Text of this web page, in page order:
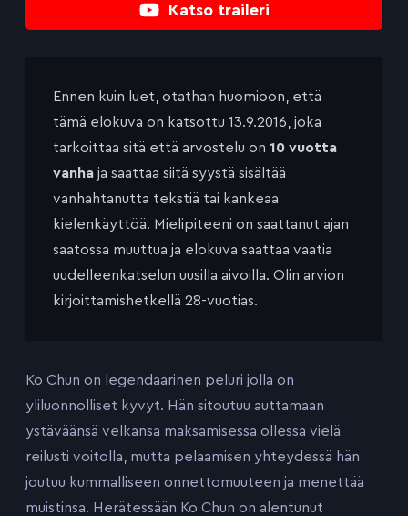
Katso traileri
Ennen kuin luet, otathan huomioon, että
tämä elokuva on katsottu 13.9.2016, joka
tarkoittaa sitä että arvostelu on 10 vuotta
vanha ja saattaa siitä syystä sisältää
vanhahtanutta tekstiä tai kankeaa
kielenkäyttöä. Mielipiteeni on saattanut ajan
saatossa muuttua ja elokuva saattaa vaatia
uudelleenkatselun uusilla aivoilla. Olin arvion
kirjoittamishetkellä 28-vuotias.
Ko Chun on legendaarinen peluri jolla on
yliluonnolliset kyvyt. Hän sitoutuu auttamaan
ystäväänsä velkansa maksamisessa ollessa vielä
reilusti voitolla, mutta pelaamisen yhteydessä hän
joutuu kummalliseen onnettomuuteen ja menettää
muistinsa. Herätessään Ko Chun on alentunut